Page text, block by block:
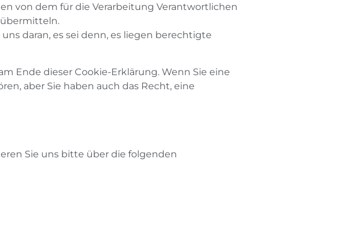
von dem für die Verarbeitung Verantwortlichen
übermitteln.
daran, es sei denn, es liegen berechtigte
Ende dieser Cookie-Erklärung. Wenn Sie eine
aber Sie haben auch das Recht, eine
Sie uns bitte über die folgenden